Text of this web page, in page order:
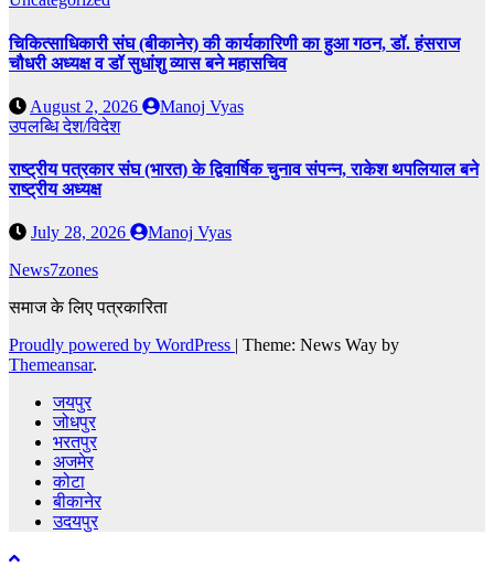
चिकित्साधिकारी संघ (बीकानेर) की कार्यकारिणी का हुआ गठन, डॉ. हंसराज
चौधरी अध्यक्ष व डॉ सुधांशु व्यास बने महासचिव
August 2, 2026
Manoj Vyas
उपलब्धिदेश/विदेश
राष्ट्रीय पत्रकार संघ (भारत) के द्विवार्षिक चुनाव संपन्न, राकेश थपलियाल बने
राष्ट्रीय अध्यक्ष
July 28, 2026
Manoj Vyas
News7zones
समाज के लिए पत्रकारिता
Proudly powered by WordPress | Theme: News Way by
Themeansar.
जयपुर
जोधपुर
भरतपुर
अजमेर
कोटा
बीकानेर
उदयपुर